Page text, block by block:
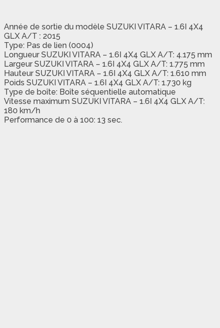
Année de sortie du modèle SUZUKI VITARA – 1.6I 4X4
GLX A/T : 2015
Type: Pas de lien (0004)
Longueur SUZUKI VITARA – 1.6I 4X4 GLX A/T: 4.175 mm
Largeur SUZUKI VITARA – 1.6I 4X4 GLX A/T: 1.775 mm
Hauteur SUZUKI VITARA – 1.6I 4X4 GLX A/T: 1.610 mm
Poids SUZUKI VITARA – 1.6I 4X4 GLX A/T: 1.730 kg
Type de boîte: Boîte séquentielle automatique
Vitesse maximum SUZUKI VITARA – 1.6I 4X4 GLX A/T:
180 km/h
Performance de 0 à 100: 13 sec.